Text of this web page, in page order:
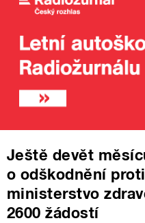
Ještě devět
o odškodnění
ministerstvo
2600 žádostí